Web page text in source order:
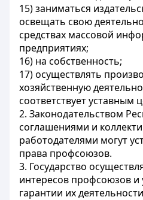
15) заниматься
освещать свою
средствах массовой
предприятиях;
16) на собственность;
17) осуществлять
хозяйственную
соответствует уставным
2. Законодательством
соглашениями и
работодателями могут
права профсоюзов.
3. Государство
интересов профсоюзов и
гарантии их